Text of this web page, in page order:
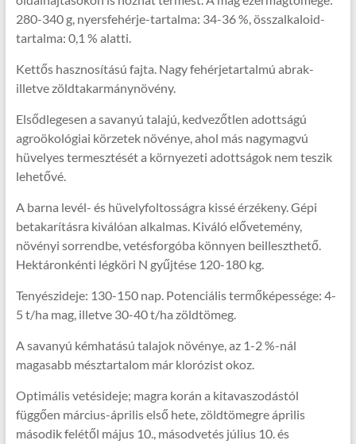
280-340 g, nyersfehérje-tartalma: 34-36 %, összalkaloid-
tartalma: 0,1 % alatti.
Kettős hasznosítású fajta. Nagy fehérjetartalmú abrak-
illetve zöldtakarmánynövény.
Elsődlegesen a savanyú talajú, kedvezőtlen adottságú
agroökológiai körzetek növénye, ahol más nagymagvú
hüvelyes termesztését a környezeti adottságok nem teszik
lehetővé.
A barna levél- és hüvelyfoltosságra kissé érzékeny. Gépi
betakarításra kiválóan alkalmas. Kiváló elővetemény,
növényi sorrendbe, vetésforgóba könnyen beilleszthető.
Hektáronkénti légköri N gyűjtése 120-180 kg.
Tenyészideje: 130-150 nap. Potenciális termőképessége: 4-
5 t/ha mag, illetve 30-40 t/ha zöldtömeg.
A savanyú kémhatású talajok növénye, az 1-2 %-nál
magasabb mésztartalom már klorózist okoz.
Optimális vetésideje; magra korán a kitavaszodástól
függően március-április első hete, zöldtömegre április
második felétől május 10., másodvetés július 10. és